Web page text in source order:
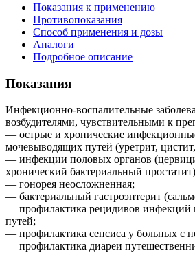
Показания к применению
Противопоказания
Способ применения и дозы
Аналоги
Подробное описание
Показания
Инфекционно-воспалительные
возбудителями, чувствительными к
— острые и хронические
мочевыводящих путей (уретрит,
— инфекции половых органов
хронический бактериальный
— гонорея неосложненная;
— бактериальный гастроэнтерит
— профилактика рецидивов инфекций
путей;
— профилактика сепсиса у больных с
— профилактика диареи